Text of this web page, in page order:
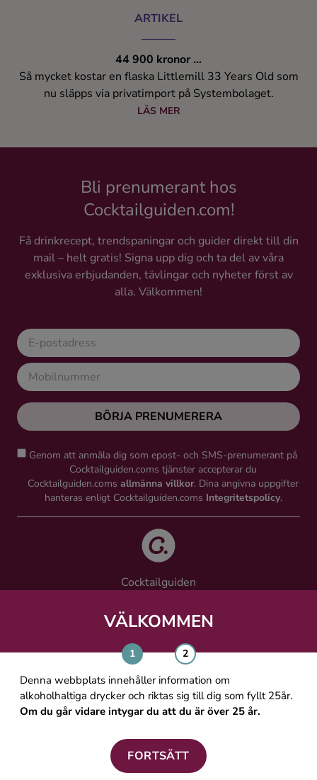
VÄLKOMMEN
Denna webbplats innehåller information om
alkoholhaltiga drycker och riktas sig till dig som fyllt 25år.
Om du går vidare intygar du att du är över 25 år.
FORTSÄTT
ARTIKEL
44 900 kronor …
Så mycket kostar en flaska Littlemill 33 Years Old som
nu släpps via privatimport på Systembolaget.
LÄS MER
Bli prenumerant hos
Cocktailguiden.com!
Få drinkrecept, trendspaningar och guider direkt till din
mail – helt gratis! Signa upp dig och ta del av våra
exklusiva erbjudanden, tävlingar och nyheter först av
alla. Välkommen!
BÖRJA PRENUMERERA
Genom att anmäla dig som epost- och SMS-prenumerant på
Cocktailguiden.coms tjänster accepterar du
Cocktailguiden.coms allmänna villkor. Dina angivna uppgifter
hanteras enligt Cocktailguiden.coms Integritetspolicy.
Cocktailguiden
Västra Järnvägsgatan 21, 111 64 Stockholm
ALLMÄNNA VILLKOR
PERSONUPPGIFTSPOLICY